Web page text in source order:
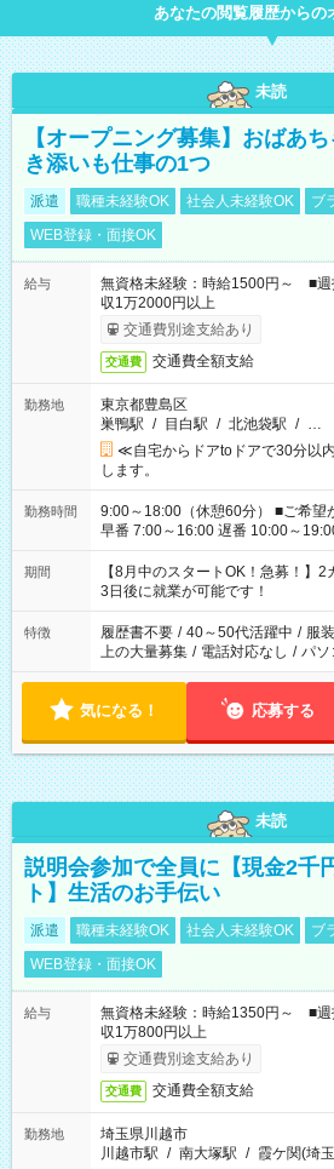
あなたの閲覧履歴からの
未読
【オープニング募集】おばあ
き添いも仕事の1つ
派遣 職種未経験OK 社会人未経験OK
ブ
WEB登録・面接OK
給与
無資格未経験：時給1500円～ ■
収1万2000円以上
交通費別途支給あり
交通費 交通費全額支給
勤務地
東京都豊島区
巣鴨駅 / 目白駅 / 北池袋駅 / …
≪自宅からドアtoドアで30分以
します。
勤務時間
9:00～18:00（休憩60分） ■ご希望があれば下記シフトもOK！
早番 7:00～16:00 遅番 10:00～19:00
と休みを合わせたい」 「余裕を持
「できれば残業はしたくない」 な
ね。 ※Wワーク希望の方へ 今ご覧のお仕事で希望する勤務時間
と、もう1つのお仕事の勤務時間。
合は応募できません。
期間
【8月中のスタートOK！急募！
3日後に就業が可能です！
特徴 履歴書不要 / 40～50代活躍中 / 服
上の大量募集 / 電話対応なし / パソ
気になる！ 応募する
未読
説明会参加で全員に【現金2千
ト】生活のお手伝い
派遣 職種未経験OK 社会人未経験OK
ブ
WEB登録・面接OK
給与
無資格未経験：時給1350円～ ■
収1万800円以上
交通費別途支給あり
交通費 交通費全額支給
勤務地
埼玉県川越市
川越市駅 / 南大塚駅 / 霞ケ関(埼